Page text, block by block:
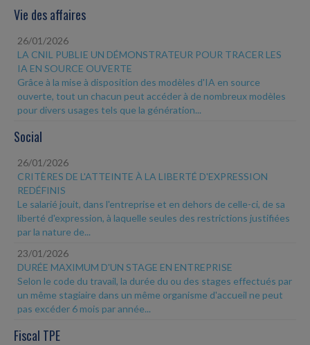
Vie des affaires
26/01/2026
LA CNIL PUBLIE UN DÉMONSTRATEUR POUR TRACER LES
IA EN SOURCE OUVERTE
Grâce à la mise à disposition des modèles d'IA en source
ouverte, tout un chacun peut accéder à de nombreux modèles
pour divers usages tels que la génération...
Social
26/01/2026
CRITÈRES DE L'ATTEINTE À LA LIBERTÉ D'EXPRESSION
REDÉFINIS
Le salarié jouit, dans l'entreprise et en dehors de celle-ci, de sa
liberté d'expression, à laquelle seules des restrictions justifiées
par la nature de...
23/01/2026
DURÉE MAXIMUM D'UN STAGE EN ENTREPRISE
Selon le code du travail, la durée du ou des stages effectués par
un même stagiaire dans un même organisme d'accueil ne peut
pas excéder 6 mois par année...
Fiscal TPE